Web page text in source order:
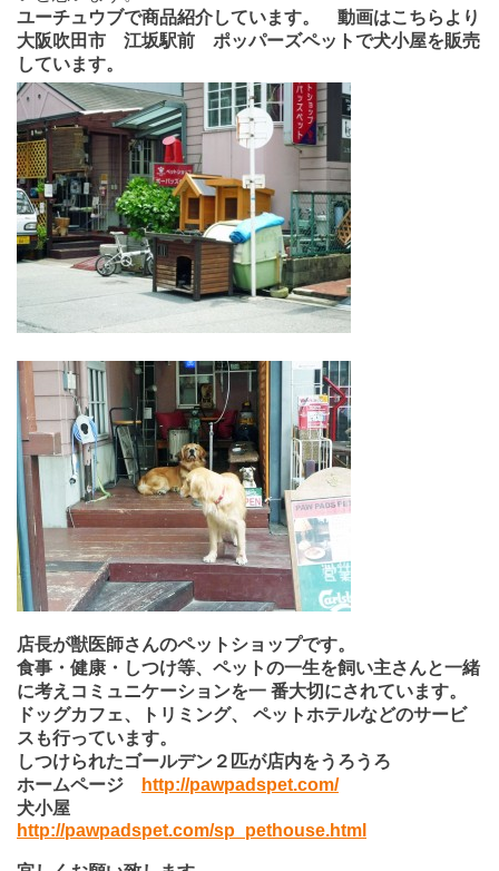
ユーチュウブで商品紹介しています。 動画はこちらより
大阪吹田市 江坂駅前 ポッパーズペットで犬小屋を販売
しています。
店長が獣医師さんのペットショップです。
食事・健康・しつけ等、ペットの一生を飼い主さんと一緒
に考えコミュニケーションを一 番大切にされています。
ドッグカフェ、トリミング、 ペットホテルなどのサービ
スも行っています。
しつけられたゴールデン２匹が店内をうろうろ
ホームページ
http://pawpadspet.com/
犬小屋
http://pawpadspet.com/sp_pethouse.html